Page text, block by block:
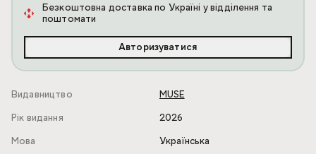
Безкоштовна доставка по Україні у відділення та
поштомати
Авторизуватися
Видавництво
MUSE
Рік видання
2026
Мова
Українська